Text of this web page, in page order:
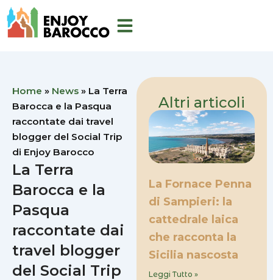
Vai
al
Home » News » La Terra
Barocca e la Pasqua
raccontate dai travel
blogger del Social Trip
di Enjoy Barocco
La Terra
Barocca e la
Pasqua
raccontate dai
travel blogger
del Social Trip
Altri articoli
La Fornace Penna
di Sampieri: la
cattedrale laica
che racconta la
Sicilia nascosta
Leggi Tutto »